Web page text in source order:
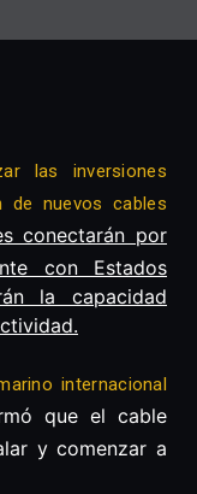
las inversiones
de nuevos cables
conectarán por
con Estados
la capacidad
internacional
que el cable
y comenzar a